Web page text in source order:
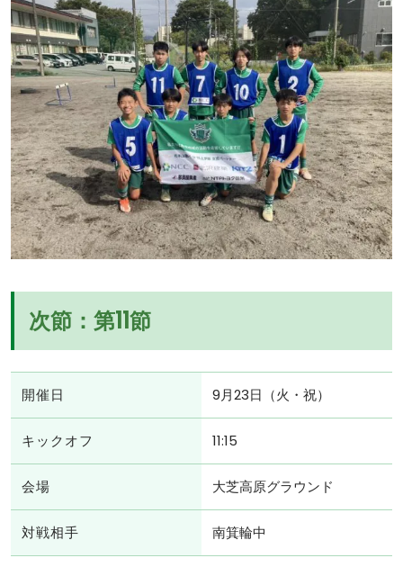
次節：第11節
開催日 9月23日（火・祝）
キックオフ 11:15
会場 大芝高原グラウンド
対戦相手 南箕輪中